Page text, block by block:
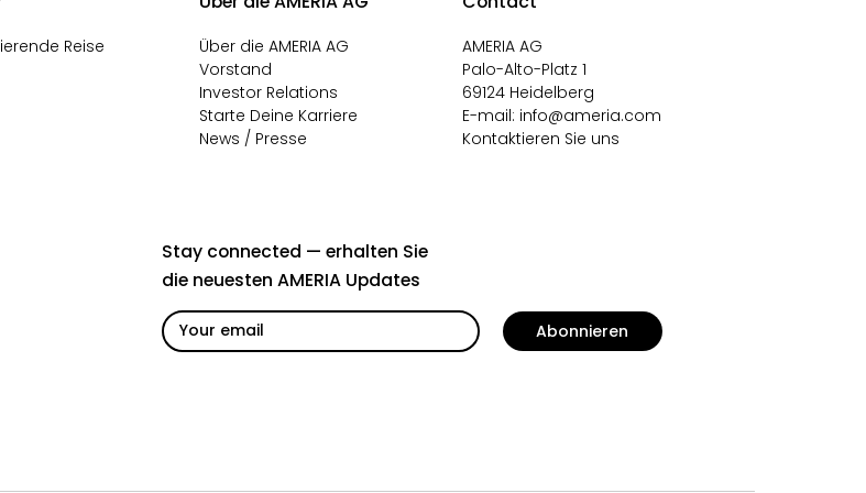
Reise
Über die AMERIA AG
Vorstand
Investor Relations
Starte Deine Karriere
News / Presse
AMERIA AG
Palo-Alto-Platz 1
69124 Heidelberg
E-mail: info@ameria.com
Kontaktieren Sie uns
Stay connected — erhalten Sie
die neuesten AMERIA Updates